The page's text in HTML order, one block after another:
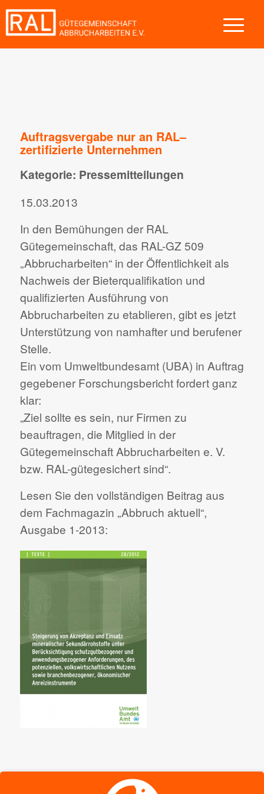
Auftragsvergabe nur an RAL–
zertifizierte Unternehmen
Kategorie: Pressemitteilungen
15.03.2013
In den Bemühungen der RAL
Gütegemeinschaft, das RAL-GZ 509
„Abbrucharbeiten“ in der Öffentlichkeit als
Nachweis der Bieterqualifikation und
qualifizierten Ausführung von
Abbrucharbeiten zu etablieren, gibt es jetzt
Unterstützung von namhafter und berufener
Stelle.
Ein vom Umweltbundesamt (UBA) in Auftrag
gegebener Forschungsbericht fordert ganz
klar:
„Ziel sollte es sein, nur Firmen zu
beauftragen, die Mitglied in der
Gütegemeinschaft Abbrucharbeiten e. V.
bzw. RAL-gütegesichert sind“.
Lesen Sie den vollständigen Beitrag aus
dem Fachmagazin „Abbruch aktuell“,
Ausgabe 1-2013: